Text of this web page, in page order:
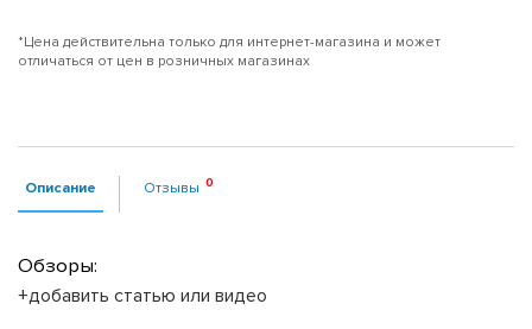
*Цена действительна только для интернет-магазина и может
отличаться от цен в розничных магазинах
Описание Отзывы
Обзоры:
+добавить статью или видео